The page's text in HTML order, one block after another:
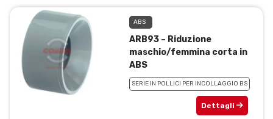
ABS
ARB93 – Riduzione
maschio/femmina corta in
ABS
SERIE IN POLLICI PER INCOLLAGGIO BS
Dettagli